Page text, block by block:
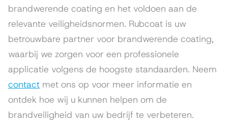
brandwerende coating en het voldoen aan de
relevante veiligheidsnormen. Rubcoat is uw
betrouwbare partner voor brandwerende coating,
waarbij we zorgen voor een professionele
applicatie volgens de hoogste standaarden. Neem
contact met ons op voor meer informatie en
ontdek hoe wij u kunnen helpen om de
brandveiligheid van uw bedrijf te verbeteren.